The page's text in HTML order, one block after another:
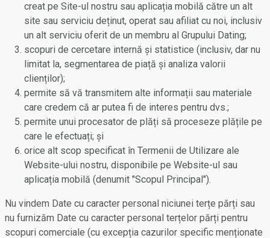
creat pe Site-ul nostru sau aplicația mobilă către un alt
site sau serviciu deținut, operat sau afiliat cu noi, inclusiv
un alt serviciu oferit de un membru al Grupului Dating;
scopuri de cercetare internă și statistice (inclusiv, dar nu
limitat la, segmentarea de piață și analiza valorii
clienților);
permite să vă transmitem alte informații sau materiale
care credem că ar putea fi de interes pentru dvs.;
permite unui procesator de plăți să proceseze plățile pe
care le efectuați; și
orice alt scop specificat în Termenii de Utilizare ale
Website-ului nostru, disponibile pe Website-ul sau
aplicația mobilă (denumit "Scopul Principal").
Nu vindem Date cu caracter personal niciunei terțe părți sau
nu furnizăm Date cu caracter personal terțelor părți pentru
scopuri comerciale (cu excepția cazurilor specific menționate